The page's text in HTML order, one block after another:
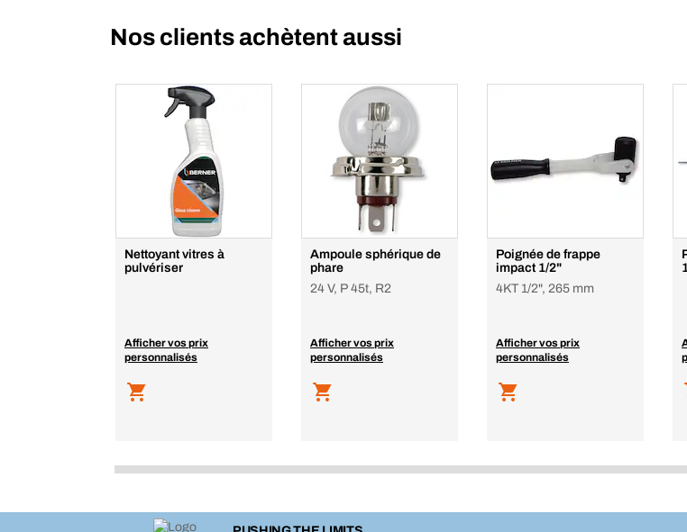
Nos clients achètent aussi
Nettoyant vitres à
pulvériser
Afficher vos prix
personnalisés
Ampoule sphérique de
phare
24 V, P 45t, R2
Afficher vos prix
personnalisés
Poignée de frappe
impact 1/2"
4KT 1/2", 265 mm
Afficher vos prix
personnalisés